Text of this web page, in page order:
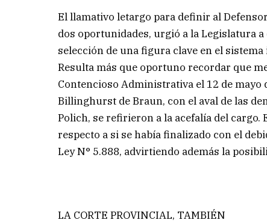
El llamativo letargo para definir al
dos oportunidades, urgió a la Legislatura
selección de una figura clave en el
Resulta más que oportuno recordar que
Contencioso Administrativa el 12 de
Billinghurst de Braun, con el aval de las
Polich, se refirieron a la acefalía del
respecto a si se había finalizado con el
Ley N° 5.888, advirtiendo además la
LA CORTE PROVINCIAL, TAMBIÉN